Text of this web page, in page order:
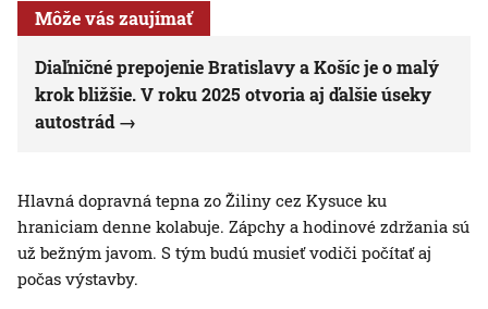
Môže vás zaujímať
Diaľničné prepojenie Bratislavy a Košíc je o malý
krok bližšie. V roku 2025 otvoria aj ďalšie úseky
autostrád
Hlavná dopravná tepna zo Žiliny cez Kysuce ku
hraniciam denne kolabuje. Zápchy a hodinové zdržania sú
už bežným javom. S tým budú musieť vodiči počítať aj
počas výstavby.